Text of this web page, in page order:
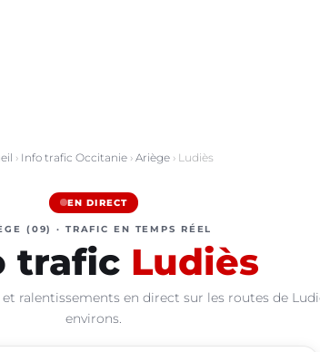
› Info trafic Occitanie › Ariège › Ludiès
EN DIRECT
(09) · TRAFIC EN TEMPS RÉEL
trafic Ludiès
ralentissements en direct sur les routes de
environs.